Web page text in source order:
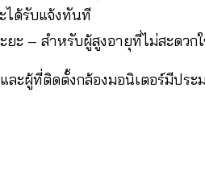
ได้รับแจ้งทันที
ะ – สำหรับผู้สูงอายุที่ไม่สะดวก
ะผู้ที่ติดตั้งกล้องมอนิเตอร์มีปร